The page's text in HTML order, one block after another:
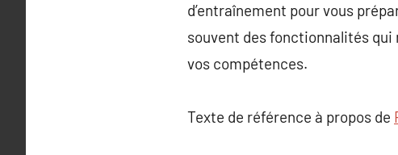
d’entraînement pour vous
souvent des fonctionnalités qui
vos compétences.
Texte de référence à propos de